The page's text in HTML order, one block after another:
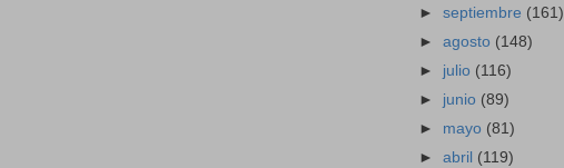
►septiembre (161)
►agosto (148)
► julio (116)
► junio (89)
► mayo (81)
►abril (119)